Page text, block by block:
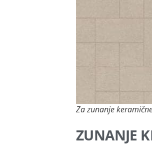
Za zunanje
ZUNANJE